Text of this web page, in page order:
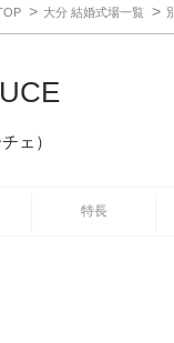
大分 結婚式場一覧
ェ）
特長